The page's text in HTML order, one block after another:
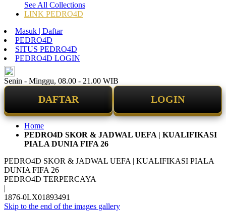
See All Collections
LINK PEDRO4D
Masuk | Daftar
PEDRO4D
SITUS PEDRO4D
PEDRO4D LOGIN
Senin - Minggu, 08.00 - 21.00 WIB
DAFTAR LOGIN
Home
PEDRO4D SKOR & JADWAL UEFA | KUALIFIKASI
PIALA DUNIA FIFA 26
PEDRO4D SKOR & JADWAL UEFA | KUALIFIKASI PIALA
DUNIA FIFA 26
PEDRO4D TERPERCAYA
|
1876-0LX01893491
Skip to the end of the images gallery